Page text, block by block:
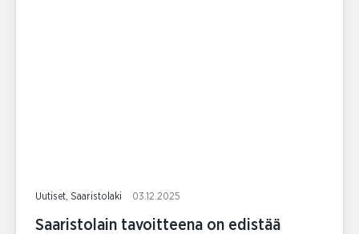
Uutiset, Saaristolaki 03.12.2025
Saaristolain tavoitteena on edistää